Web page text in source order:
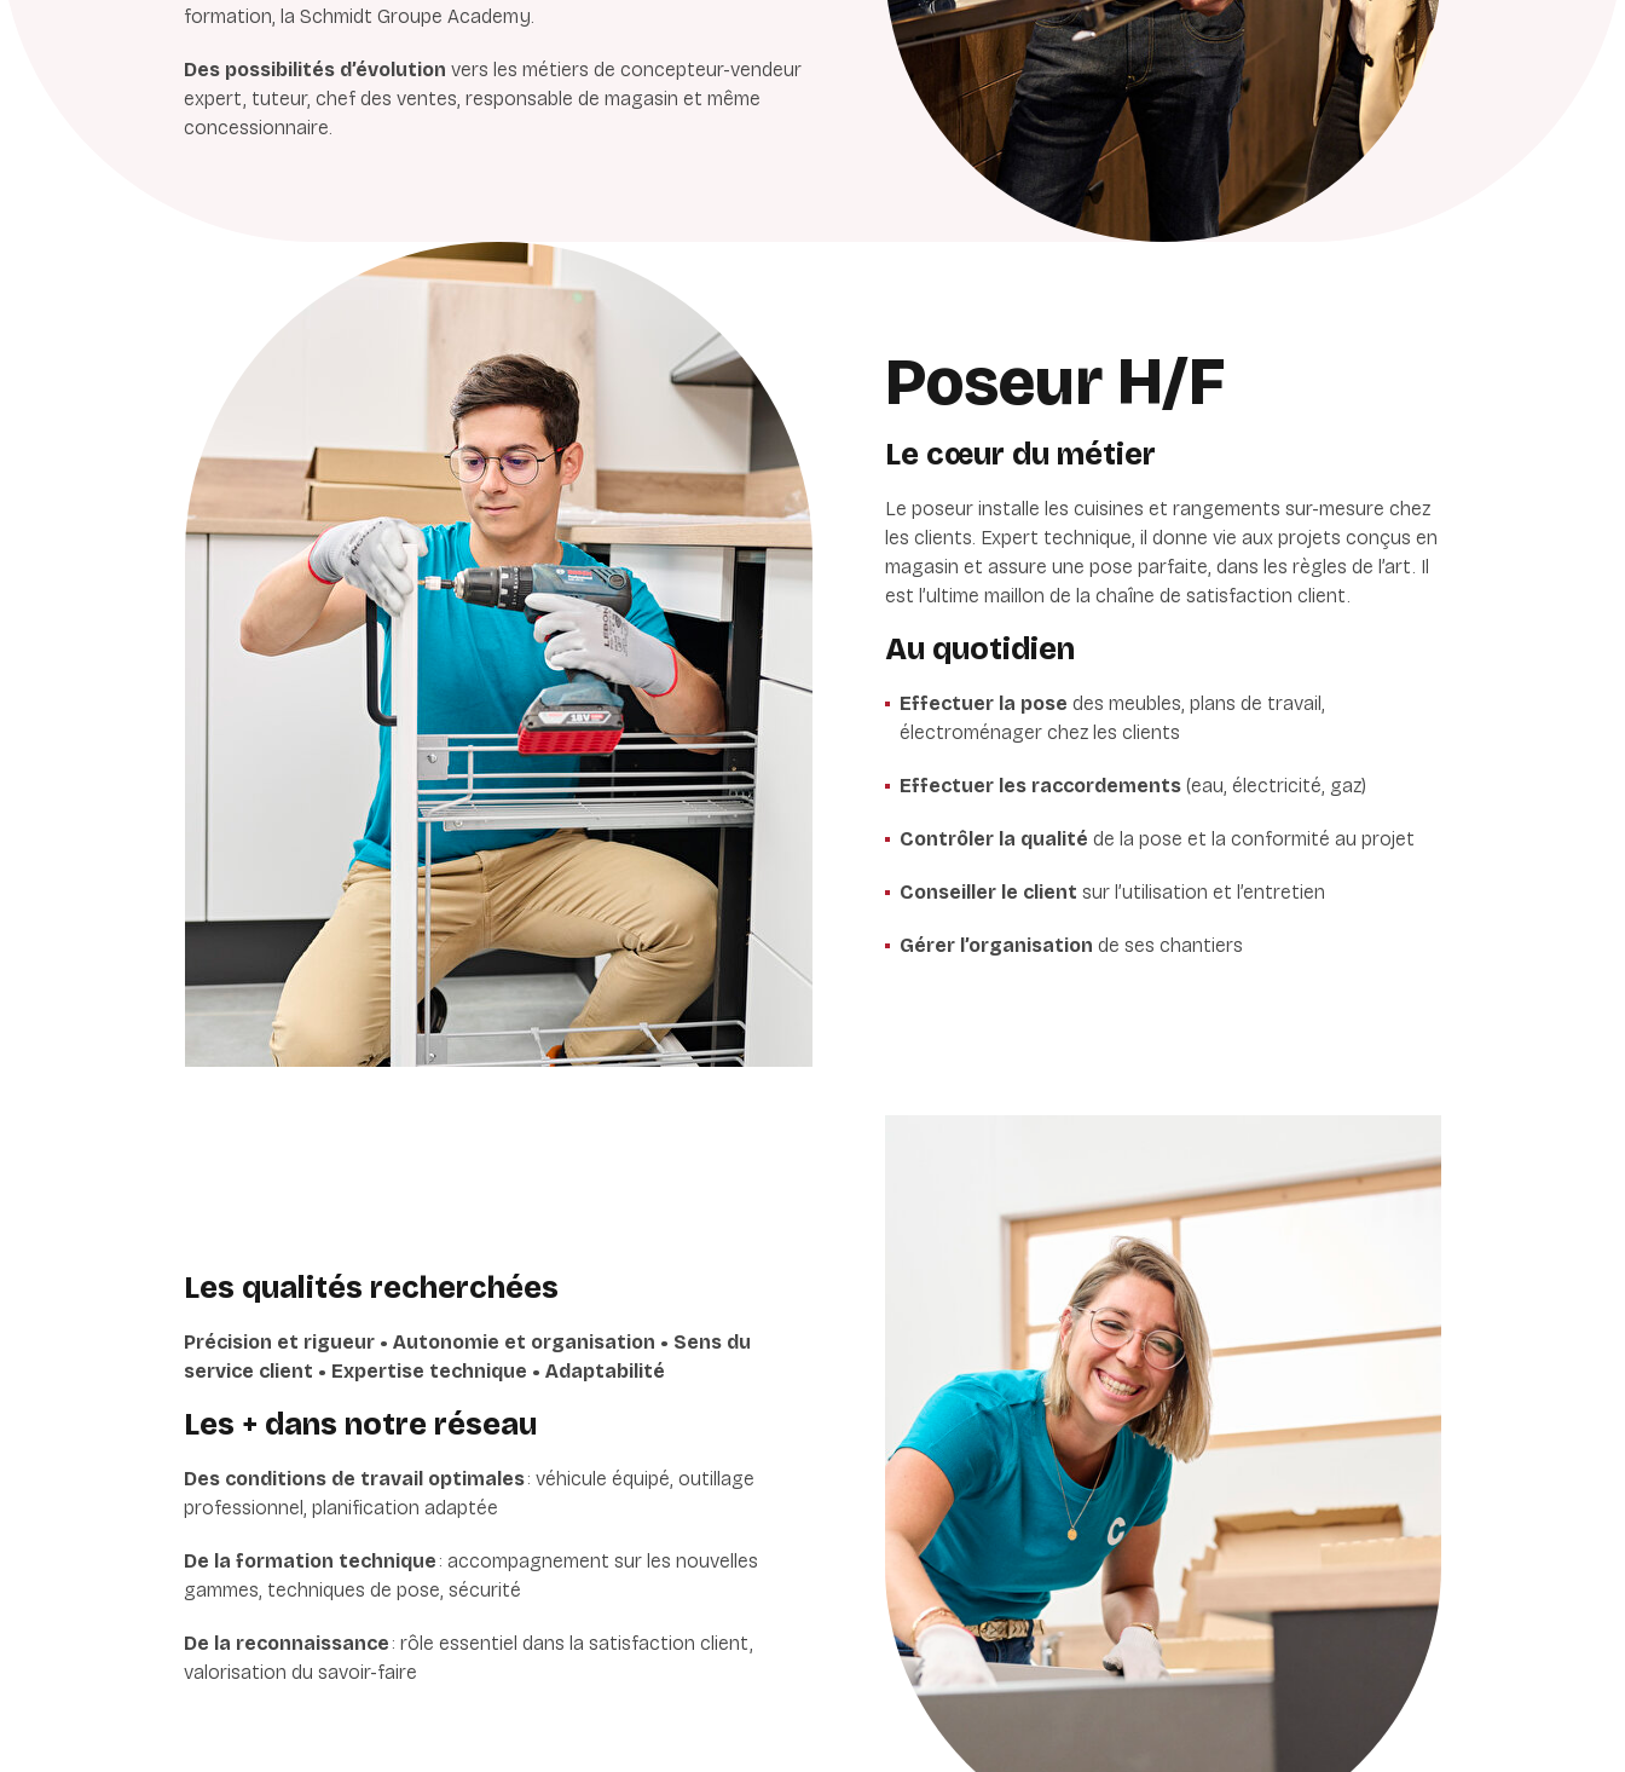
formation, la Schmidt Groupe Academy.
Des possibilités d’évolution vers les métiers de concepteur-vendeur
expert, tuteur, chef des ventes, responsable de magasin et même
concessionnaire.
Poseur H/F
Le cœur du métier
Le poseur installe les cuisines et rangements sur-mesure chez
les clients. Expert technique, il donne vie aux projets conçus en
magasin et assure une pose parfaite, dans les règles de l’art. Il
est l’ultime maillon de la chaîne de satisfaction client.
Au quotidien
Effectuer la pose des meubles, plans de travail,
électroménager chez les clients
Effectuer les raccordements (eau, électricité, gaz)
Contrôler la qualité de la pose et la conformité au projet
Conseiller le client sur l’utilisation et l’entretien
Gérer l’organisation de ses chantiers
Les qualités recherchées
Précision et rigueur • Autonomie et organisation • Sens du
service client • Expertise technique • Adaptabilité
Les + dans notre réseau
Des conditions de travail optimales: véhicule équipé, outillage
professionnel, planification adaptée
De la formation technique : accompagnement sur les nouvelles
gammes, techniques de pose, sécurité
De la reconnaissance : rôle essentiel dans la satisfaction client,
valorisation du savoir-faire